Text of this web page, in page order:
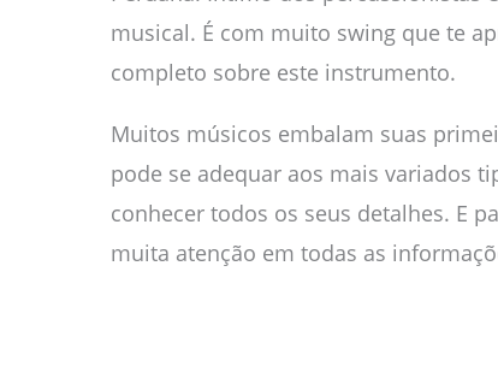
musical. É com muito swing que te
completo sobre este instrumento.
Muitos músicos embalam suas
pode se adequar aos mais variados
conhecer todos os seus detalhes. E
muita atenção em todas as